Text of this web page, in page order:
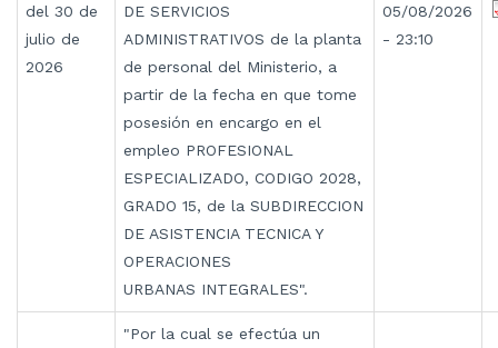
del 30 de
julio de
2026
DE SERVICIOS
ADMINISTRATIVOS de la planta
de personal del Ministerio, a
partir de la fecha en que tome
posesión en encargo en el
empleo PROFESIONAL
ESPECIALIZADO, CODIGO 2028,
GRADO 15, de la SUBDIRECCION
DE ASISTENCIA TECNICA Y
OPERACIONES
URBANAS INTEGRALES".
05/08/2026
- 23:10
"Por la cual se efectúa un